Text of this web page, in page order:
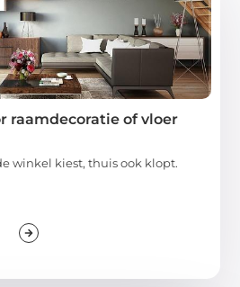
raamdecoratie of vloer
winkel kiest, thuis ook klopt.